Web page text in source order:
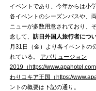
イベントであり、今年からは小
各イベントのシーズンパスや、
ニューが多数用意されており、
念して、 訪日外国人旅行者につ
月31日（金）より各イベントの
れている。 アパリュージョン
2019（https://
わりコキア王国（https://
ントの概要は下記の通り。